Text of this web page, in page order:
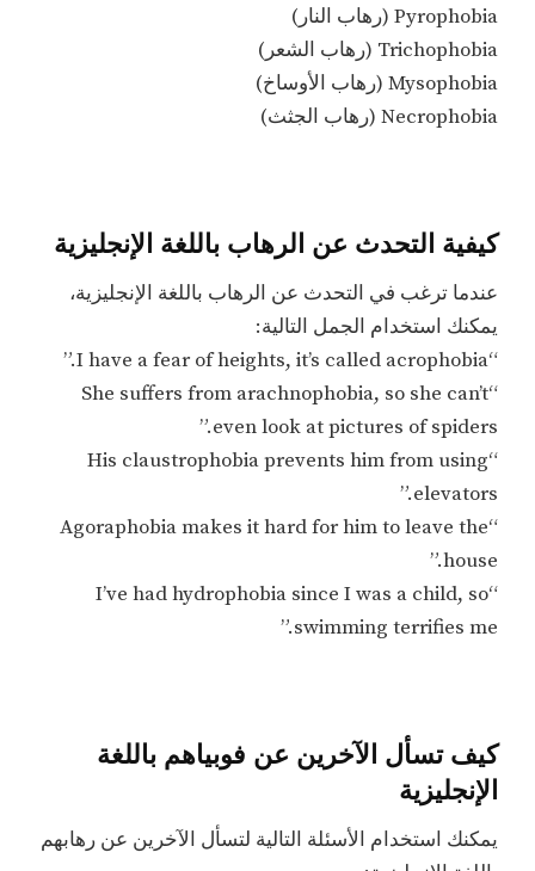
Pyrophobia (رهاب النار)
Trichophobia (رهاب الشعر)
Mysophobia (رهاب الأوساخ)
Necrophobia (رهاب الجثث)
كيفية التحدث عن الرهاب باللغة الإنجليزية
عندما ترغب في التحدث عن الرهاب باللغة الإنجليزية،
يمكنك استخدام الجمل التالية:
“I have a fear of heights, it’s called acrophobia.”
“She suffers from arachnophobia, so she can’t
even look at pictures of spiders.”
“His claustrophobia prevents him from using
elevators.”
“Agoraphobia makes it hard for him to leave the
house.”
“I’ve had hydrophobia since I was a child, so
swimming terrifies me.”
كيف تسأل الآخرين عن فوبياهم باللغة
الإنجليزية
يمكنك استخدام الأسئلة التالية لتسأل الآخرين عن رهابهم